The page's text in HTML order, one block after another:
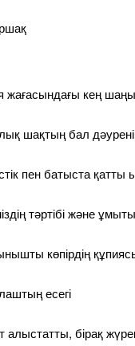
жағасындағы кең
шақтың бал дәурені
пен батыста
тәртібі және
көпірдің
есегі
алыстатты, бірақ